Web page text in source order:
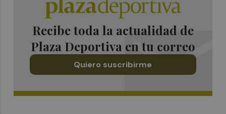
Recibe toda la actualidad de
Plaza Deportiva en tu correo
Quiero suscribirme